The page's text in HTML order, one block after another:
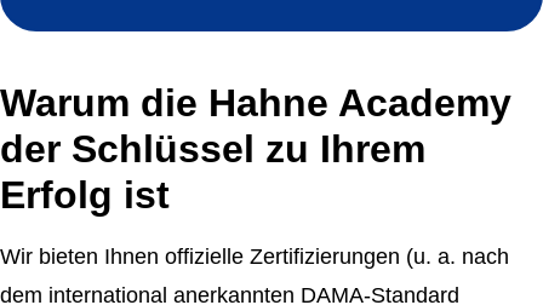
Warum die Hahne Academy
der Schlüssel zu Ihrem
Erfolg ist
Wir bieten Ihnen offizielle Zertifizierungen (u. a. nach
dem international anerkannten DAMA-Standard